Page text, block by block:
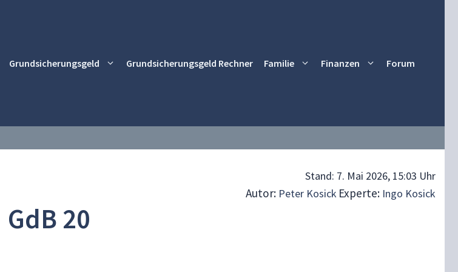
Grundsicherungsgeld Grundsicherungsgeld Rechner Familie Finanzen Forum
Stand: 7. Mai 2026, 15:03 Uhr
Autor: Peter Kosick Experte: Ingo Kosick
GdB 20